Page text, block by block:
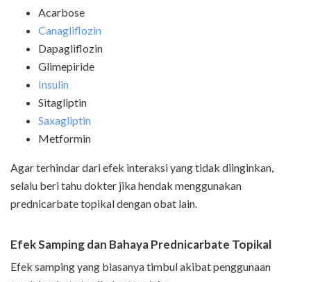
Acarbose
Canagliflozin
Dapagliflozin
Glimepiride
Insulin
Sitagliptin
Saxagliptin
Metformin
Agar terhindar dari efek interaksi yang tidak diinginkan,
selalu beri tahu dokter jika hendak menggunakan
prednicarbate topikal dengan obat lain.
Efek Samping dan Bahaya Prednicarbate Topikal
Efek samping yang biasanya timbul akibat penggunaan